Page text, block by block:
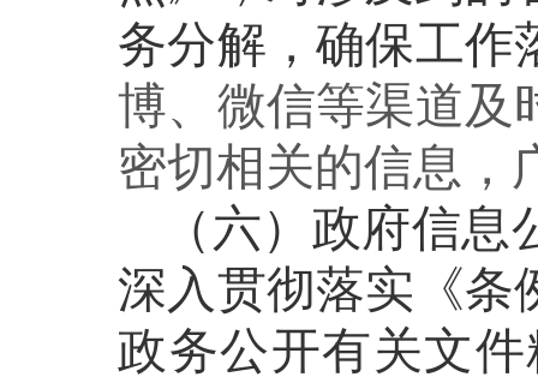
务分解，确保工作
博、微信等渠道及
密切相关的信息，
（六）政府信
深入贯彻落实《条
政务公开有关文